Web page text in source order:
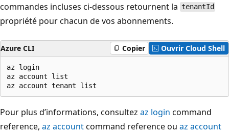
commandes incluses ci-dessous retournent la tenantId
propriété pour chacun de vos abonnements.
Azure CLI Copier Ouvrir Cloud Shell
az login
az account list
Pour plus d’informations, consultez az login command
reference, az accountcommand reference ou az account